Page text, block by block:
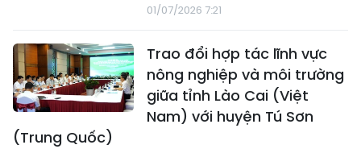
01/07/2026 7:21
Trao đổi hợp tác lĩnh vực
nông nghiệp và môi trường
giữa tỉnh Lào Cai (Việt
Nam) với huyện Tú Sơn
(Trung Quốc)